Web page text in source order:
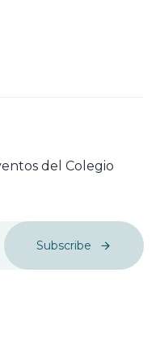
del Colegio
Subscribe